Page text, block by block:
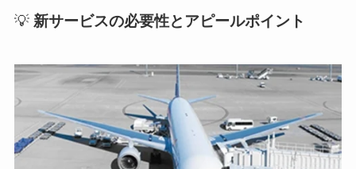
💡 新サービスの必要性とアピールポイント